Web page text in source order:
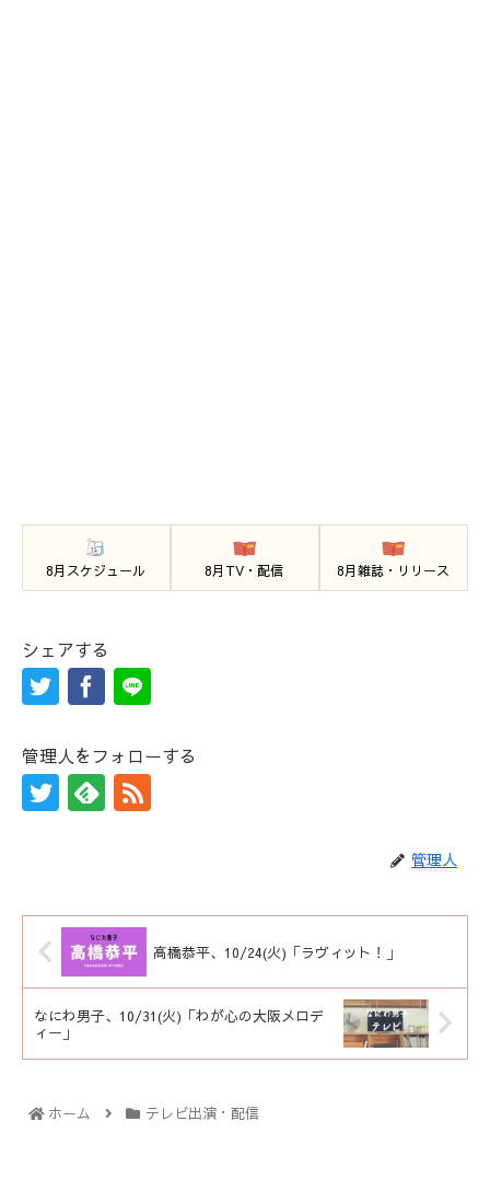
8月スケジュール 8月TV・配信 8月雑誌・リリース
シェアする
管理人をフォローする
管理人
高橋恭平、10/24(火)「ラヴィット！」
なにわ男子、10/31(火)「わが心の大阪メロデ
ィー」
ホーム テレビ出演・配信